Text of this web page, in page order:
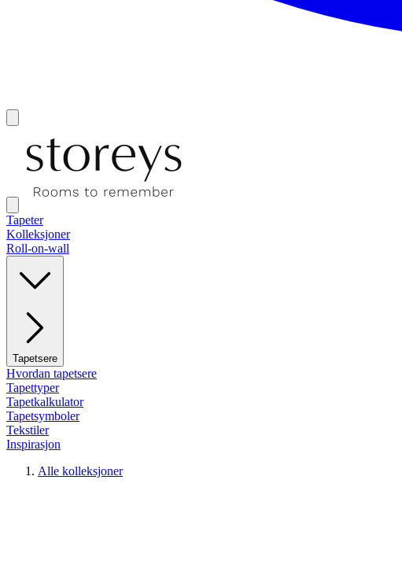
Tapeter
Kolleksjoner
Roll-on-wall
Tapetsere
Hvordan tapetsere
Tapettyper
Tapetkalkulator
Tapetsymboler
Tekstiler
Inspirasjon
Alle kolleksjoner